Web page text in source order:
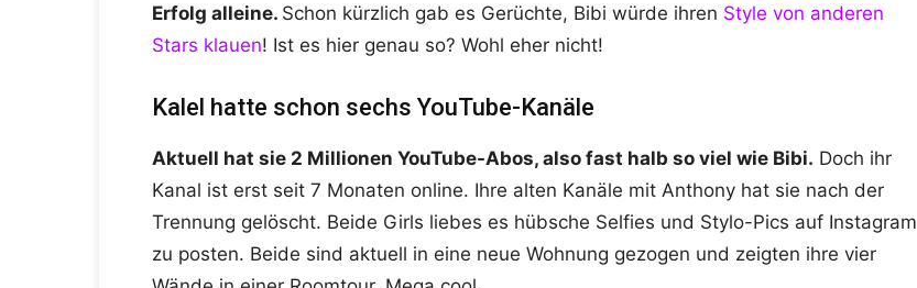
Erfolg alleine. Schon kürzlich gab es Gerüchte, Bibi würde ihren Style von anderen
Stars klauen! Ist es hier genau so? Wohl eher nicht!
Kalel hatte schon sechs YouTube-Kanäle
Aktuell hat sie 2 Millionen YouTube-Abos, also fast halb so viel wie Bibi. Doch ihr
Kanal ist erst seit 7 Monaten online. Ihre alten Kanäle mit Anthony hat sie nach der
Trennung gelöscht. Beide Girls liebes es hübsche Selfies und Stylo-Pics auf Instagram
zu posten. Beide sind aktuell in eine neue Wohnung gezogen und zeigten ihre vier